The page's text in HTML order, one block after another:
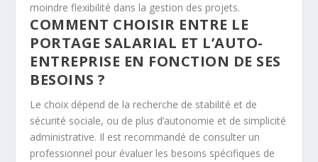
moindre flexibilité dans la gestion des projets.
COMMENT CHOISIR ENTRE LE
PORTAGE SALARIAL ET L’AUTO-
ENTREPRISE EN FONCTION DE SES
BESOINS ?
Le choix dépend de la recherche de stabilité et de
sécurité sociale, ou de plus d’autonomie et de simplicité
administrative. Il est recommandé de consulter un
professionnel pour évaluer les besoins spécifiques de